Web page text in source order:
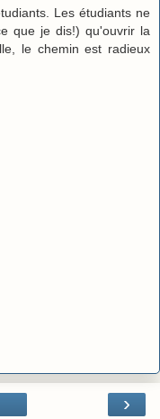
Les étudiants ne
que je dis!) qu'ouvrir la
le chemin est radieux
›